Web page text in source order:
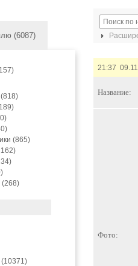
(6087)
(865)
(268)
(10371)
21:37
Название:
Фото: